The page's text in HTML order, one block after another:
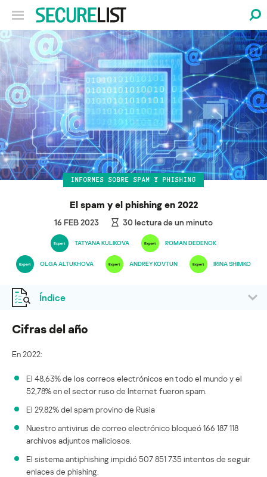
INFORMES SOBRE SPAM Y PHISHING
El spam y el phishing en 2022
16 FEB 2023 30lectura de un minuto
TATYANA KULIKOVA ROMAN DEDENOK
OLGA ALTUKHOVA ANDREY KOVTUN IRINA SHIMKO
Índice
Cifras del año
En 2022:
El 48,63% de los correos electrónicos en todo el mundo y el
52,78% en el sector ruso de Internet fueron spam.
El 29,82% del spam provino de Rusia
Nuestro antivirus de correo electrónico bloqueó 166 187 118
archivos adjuntos maliciosos.
El sistema antiphishing impidió 507 851 735 intentos de seguir
enlaces de phishing.